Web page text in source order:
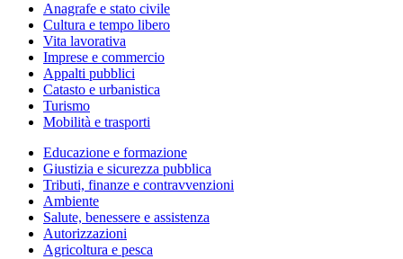
Anagrafe e stato civile
Cultura e tempo libero
Vita lavorativa
Imprese e commercio
Appalti pubblici
Catasto e urbanistica
Turismo
Mobilità e trasporti
Educazione e formazione
Giustizia e sicurezza pubblica
Tributi, finanze e contravvenzioni
Ambiente
Salute, benessere e assistenza
Autorizzazioni
Agricoltura e pesca